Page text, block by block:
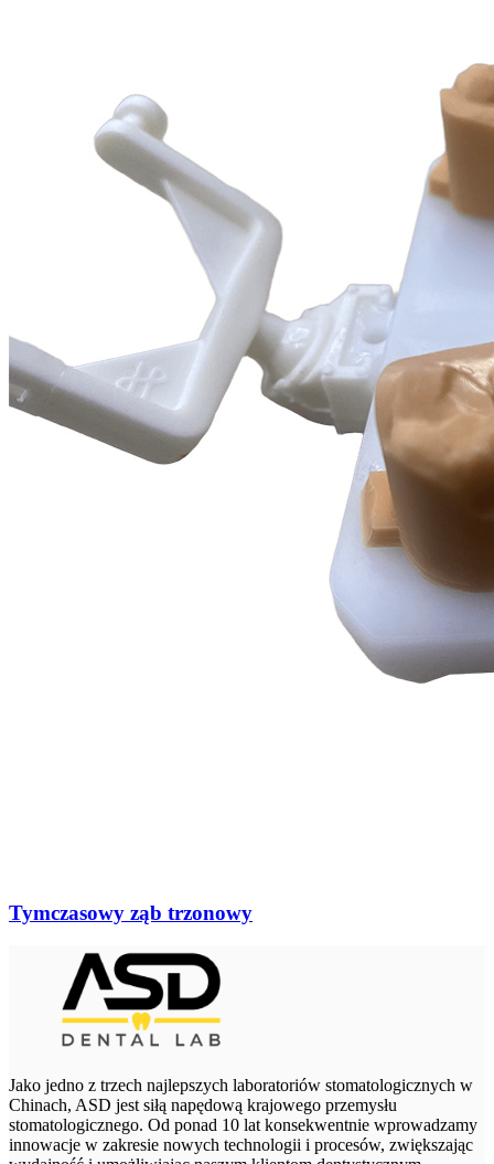
Tymczasowy ząb trzonowy
Jako jedno z trzech najlepszych laboratoriów stomatologicznych w
Chinach, ASD jest siłą napędową krajowego przemysłu
stomatologicznego. Od ponad 10 lat konsekwentnie wprowadzamy
innowacje w zakresie nowych technologii i procesów, zwiększając